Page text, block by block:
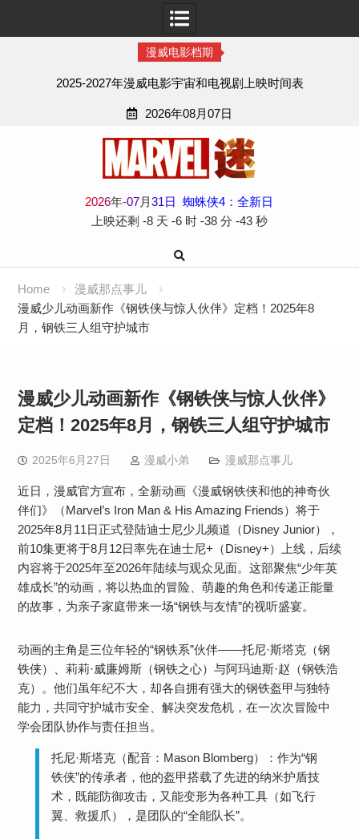
漫威电影档期
2025-2027年漫威电影宇宙和电视剧上映时间表
2026年08月07日
2026年-07月31日
蜘蛛侠4：全新日
上映还剩 -8 天 -6 时 -38 分 -44 秒
Home
漫威那点事儿
漫威少儿动画新作《钢铁侠与惊人伙伴》定档！2025年8
月，钢铁三人组守护城市
漫威少儿动画新作《钢铁侠与惊人伙伴》
定档！2025年8月，钢铁三人组守护城市
2025年6月27日 漫威小弟 漫威那点事儿
近日，漫威官方宣布，全新动画《漫威钢铁侠和他的神奇伙
伴们》（Marvel’s Iron Man & His Amazing Friends）将于​​
2025年8月11日​​正式登陆迪士尼少儿频道（Disney Junior），
前10集更将于​​8月12日​​率先在迪士尼+（Disney+）上线，后续
内容将于2025年至2026年陆续与观众见面。这部聚焦“少年英
雄成长”的动画，将以热血的冒险、萌趣的角色和传递正能量
的故事，为亲子家庭带来一场“钢铁与友情”的视听盛宴。
​​动画的主角是三位年轻的“钢铁系”伙伴——​​托尼·斯塔克（钢
铁侠）​​、莉莉·威廉姆斯（钢铁之心）​​与​​阿玛迪斯·赵（钢铁浩
克）​​。他们虽年纪不大，却各自拥有强大的钢铁盔甲与独特
能力，共同守护城市安全、解决突发危机，在一次次冒险中
学会团队协作与责任担当。
​​托尼·斯塔克（配音：Mason Blomberg）​​：作为“钢
铁侠”的传承者，他的盔甲搭载了先进的纳米护盾技
术，既能防御攻击，又能变形为各种工具（如飞行
翼、救援爪），是团队的“全能队长”。